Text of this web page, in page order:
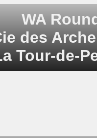
WA
des
Tour-de-